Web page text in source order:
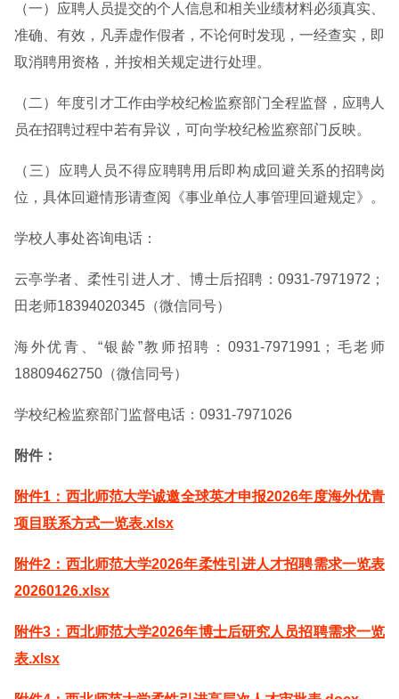
（一）应聘人员提交的个人信息和相关业绩材料必须真实、
准确、有效，凡弄虚作假者，不论何时发现，一经查实，即
取消聘用资格，并按相关规定进行处理。
（二）年度引才工作由学校纪检监察部门全程监督，应聘人
员在招聘过程中若有异议，可向学校纪检监察部门反映。
（三）应聘人员不得应聘聘用后即构成回避关系的招聘岗
位，具体回避情形请查阅《事业单位人事管理回避规定》。
学校人事处咨询电话：
云亭学者、柔性引进人才、博士后招聘：0931-7971972；
田老师18394020345（微信同号）
海外优青、“银龄”教师招聘：0931-7971991；毛老师
18809462750（微信同号）
学校纪检监察部门监督电话：0931-7971026
附件：
附件1：西北师范大学诚邀全球英才申报2026年度海外优青
项目联系方式一览表.xlsx
附件2：西北师范大学2026年柔性引进人才招聘需求一览表
20260126.xlsx
附件3：西北师范大学2026年博士后研究人员招聘需求一览
表.xlsx